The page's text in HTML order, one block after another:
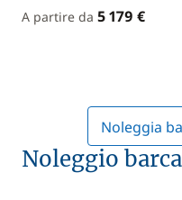
A partire da 5 179 €
Noleggia
Noleggio